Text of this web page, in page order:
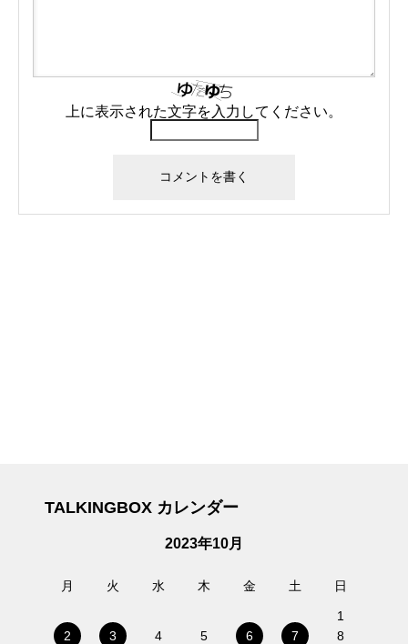
上に表示された文字を入力してください。
TALKINGBOX カレンダー
2023年10月
月 火 水 木 金 土 日
1
2
3 4 5 6 7
8